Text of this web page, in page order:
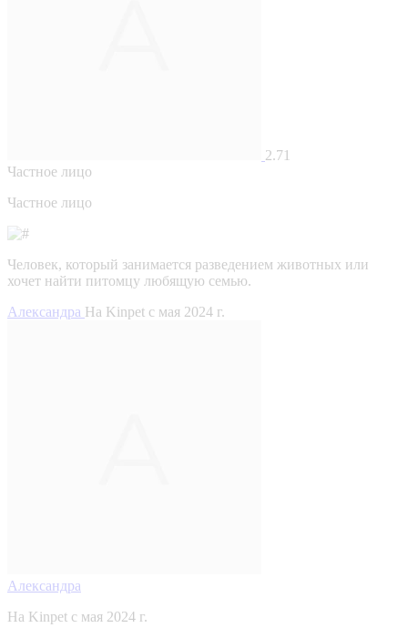
2.71
Частное лицо
Частное лицо
Человек, который занимается разведением животных или
хочет найти питомцу любящую семью.
Александра На Kinpet c мая 2024 г.
Александра
На Kinpet c мая 2024 г.